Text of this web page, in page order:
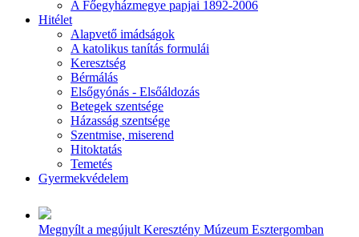
A Főegyházmegye papjai 1892-2006
Hitélet
Alapvető imádságok
A katolikus tanítás formulái
Keresztség
Bérmálás
Elsőgyónás - Elsőáldozás
Betegek szentsége
Házasság szentsége
Szentmise, miserend
Hitoktatás
Temetés
Gyermekvédelem
Megnyílt a megújult Keresztény Múzeum Esztergomban